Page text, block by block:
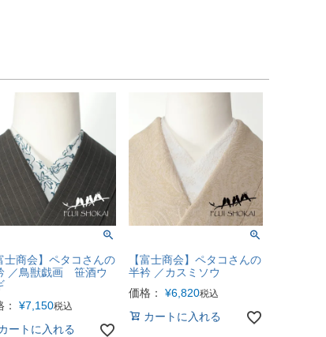
士商会】ペタコさんの
／鳥獣戯画 笹酒ウ
¥7,150税込
ートに入れる
【富士商会】ペタコさんの
半衿 ／カスミソウ
価格：
¥6,820税込
カートに入れる